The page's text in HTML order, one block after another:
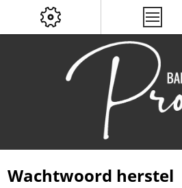
Wachtwoord herstel